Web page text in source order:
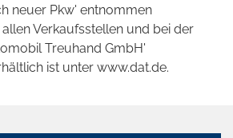
neuer Pkw' entnommen
Verkaufsstellen und bei der
Treuhand GmbH'
ist unter www.dat.de.